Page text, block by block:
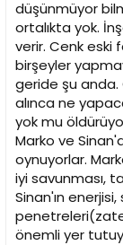
düşünmüyor
ortalıkta yok.
verir. Cenk
birşeyler
geride şu anda.
alınca ne
yok mu
Marko ve
oynuyorlar.
iyi savunması,
Sinan'ın enerjisi,
önemli yer